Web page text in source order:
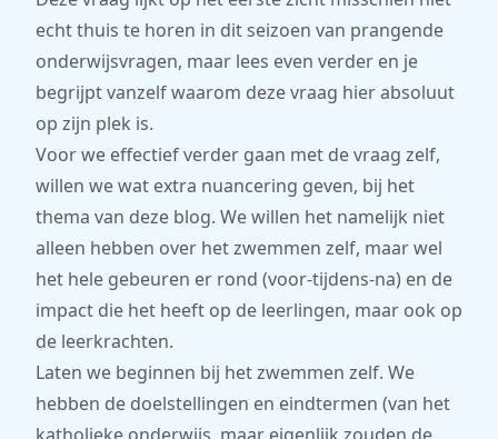
echt thuis te horen in dit seizoen van prangende
onderwijsvragen, maar lees even verder en je
begrijpt vanzelf waarom deze vraag hier absoluut
op zijn plek is.
Voor we effectief verder gaan met de vraag zelf,
willen we wat extra nuancering geven, bij het
thema van deze blog. We willen het namelijk niet
alleen hebben over het zwemmen zelf, maar wel
het hele gebeuren er rond (voor-tijdens-na) en de
impact die het heeft op de leerlingen, maar ook op
de leerkrachten.
Laten we beginnen bij het zwemmen zelf. We
hebben de doelstellingen en eindtermen (van het